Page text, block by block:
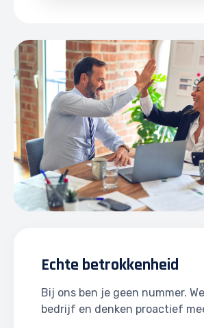
Echte betrokkenheid
Bij ons ben je geen nummer.
bedrijf en denken proactief